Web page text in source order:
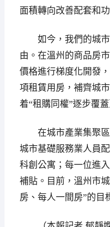
面積轉向改善配套和
如今，我們的城市
由。在溫州的商品房
價格進行梯度化開發
項租賃用房，補齊城
着“租購同權”逐步覆
在城市產業集聚區
城市基礎服務業人員
科創公寓；每一位進
補貼。目前，溫州市
房、每人一間房”的目